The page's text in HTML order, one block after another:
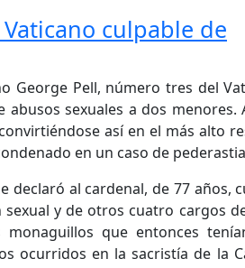
culpable de
George Pell, número tres del
abusos sexuales a dos menores.
así en el más alto
en un caso de
declaró al cardenal, de 77 años,
y de otros cuatro cargos
que entonces
ocurridos en la sacristía de la